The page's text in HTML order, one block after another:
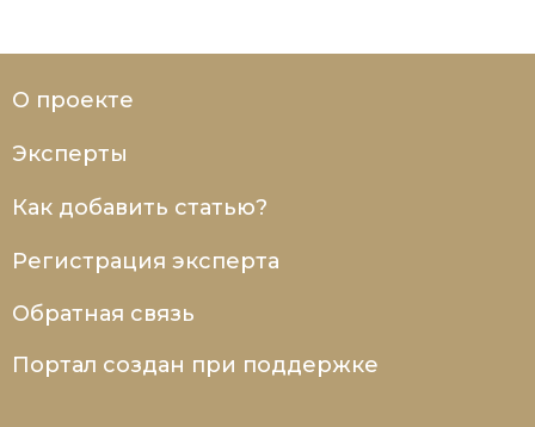
О проекте
Эксперты
Как добавить статью?
Регистрация эксперта
Обратная связь
Портал создан при поддержке